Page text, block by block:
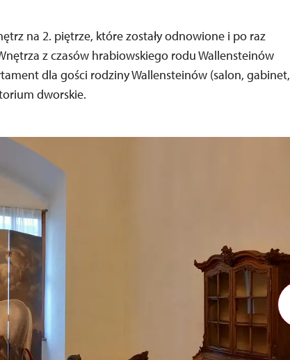
na 2. piętrze, które zostały odnowione i po raz
z czasów hrabiowskiego rodu Wallensteinów
dla gości rodziny Wallensteinów (salon, gabinet,
dworskie.